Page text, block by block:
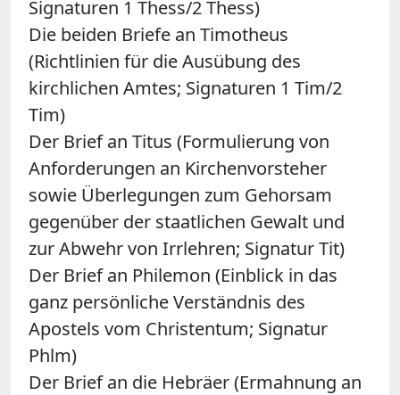
Signaturen 1 Thess/2 Thess)
Die beiden Briefe an Timotheus
(Richtlinien für die Ausübung des
kirchlichen Amtes; Signaturen 1 Tim/2
Tim)
Der Brief an Titus (Formulierung von
Anforderungen an Kirchenvorsteher
sowie Überlegungen zum Gehorsam
gegenüber der staatlichen Gewalt und
zur Abwehr von Irrlehren; Signatur Tit)
Der Brief an Philemon (Einblick in das
ganz persönliche Verständnis des
Apostels vom Christentum; Signatur
Phlm)
Der Brief an die Hebräer (Ermahnung an